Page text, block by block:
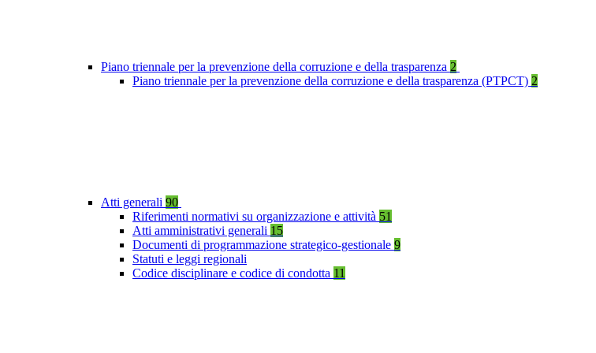
Piano triennale per la prevenzione della corruzione e della trasparenza 2
Piano triennale per la prevenzione della corruzione e della trasparenza (PTPCT) 2
Atti generali 90
Riferimenti normativi su organizzazione e attività 51
Atti amministrativi generali 15
Documenti di programmazione strategico-gestionale 9
Statuti e leggi regionali
Codice disciplinare e codice di condotta 11